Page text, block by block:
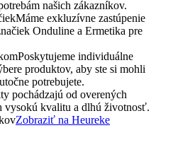
našich zákazníkov.
Máme exkluzívne zastúpenie
Onduline a Ermetika pre
Poskytujeme individuálne
produktov, aby ste si mohli
potrebujete.
pochádzajú od overených
vysokú kvalitu a dlhú životnosť.
Zobraziť na Heureke